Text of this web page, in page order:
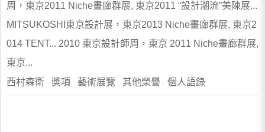
周，東京2011 Niche畫廊群展, 東京2011 “設計潮流”美陳展...
MITSUKOSHI東京設計展，東京2013 Niche畫廊群展, 東京2
014 TENT... 2010 東京設計師周，東京 2011 Niche畫廊群展,
東京...
西村森衛 獎項 藝術展覽 其他榮譽 個人語錄